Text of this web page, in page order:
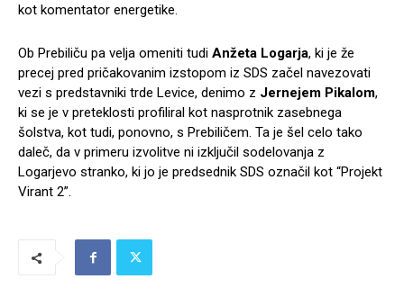
kot komentator energetike.
Ob Prebiliču pa velja omeniti tudi Anžeta Logarja, ki je že
precej pred pričakovanim izstopom iz SDS začel navezovati
vezi s predstavniki trde Levice, denimo z Jernejem Pikalom,
ki se je v preteklosti profiliral kot nasprotnik zasebnega
šolstva, kot tudi, ponovno, s Prebiličem. Ta je šel celo tako
daleč, da v primeru izvolitve ni izključil sodelovanja z
Logarjevo stranko, ki jo je predsednik SDS označil kot “Projekt
Virant 2”.